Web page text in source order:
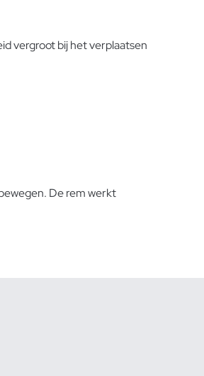
vergroot bij het verplaatsen
De rem werkt